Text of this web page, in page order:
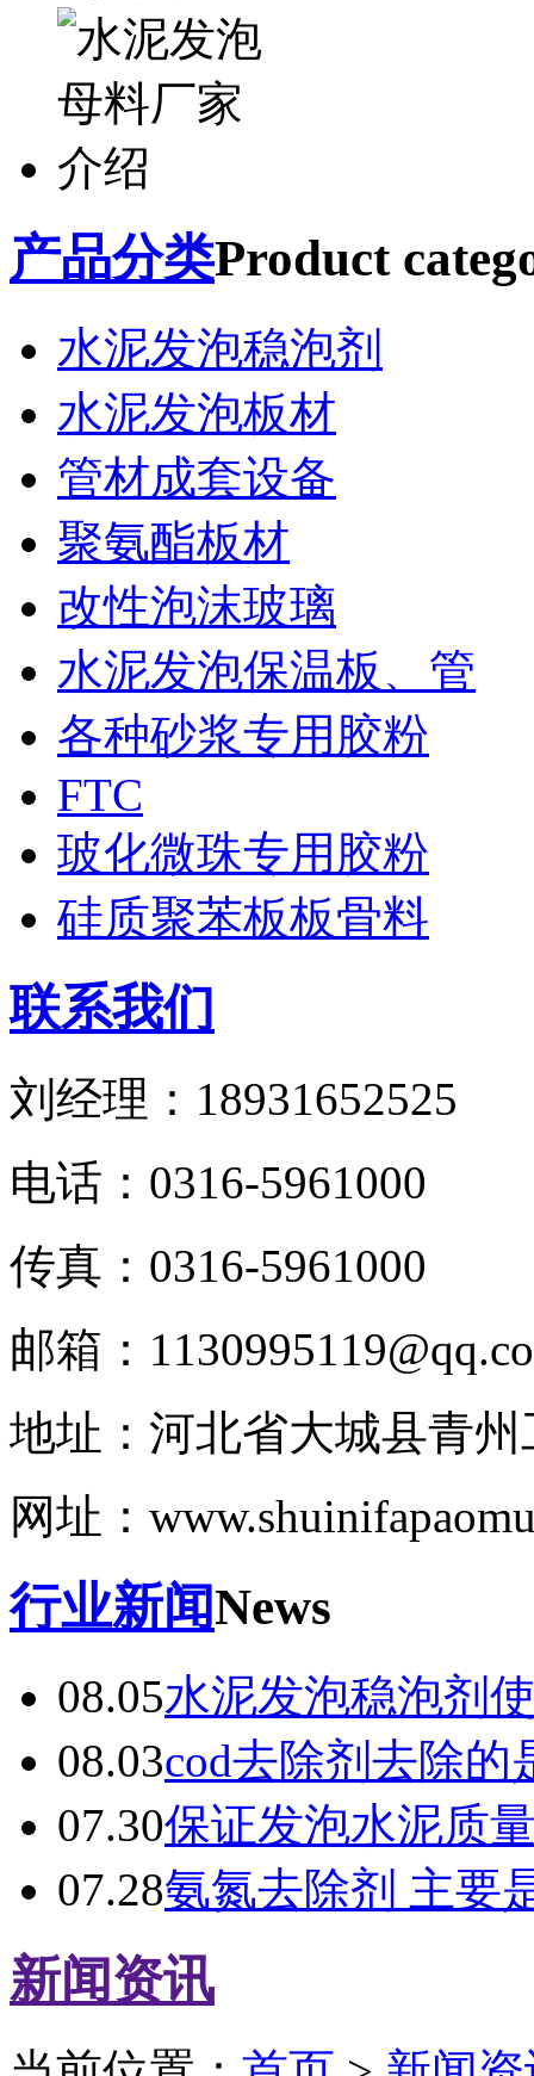
产品分类Product
水泥发泡稳泡剂
水泥发泡板材
管材成套设备
聚氨酯板材
改性泡沫玻璃
水泥发泡保温板、管
各种砂浆专用胶粉
FTC
玻化微珠专用胶粉
硅质聚苯板板骨料
联系我们
刘经理：18931652525
电话：0316-5961000
传真：0316-5961000
邮箱：
地址：河北省大城县青州
网址：
行业新闻News
08.05水泥发泡稳泡剂
08.03cod去除剂去除的
07.30保证发泡水泥质
07.28氨氮去除剂 主要
新闻资讯